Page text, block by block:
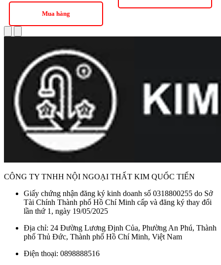
Mua hàng
CÔNG TY TNHH NỘI NGOẠI THẤT KIM QUỐC TIẾN
Giấy chứng nhận đăng ký kinh doanh số 0318800255 do Sở
Tài Chính Thành phố Hồ Chí Minh cấp và đăng ký thay đổi
lần thứ 1, ngày 19/05/2025
Địa chỉ: 24 Đường Lương Định Của, Phường An Phú, Thành
phố Thủ Đức, Thành phố Hồ Chí Minh, Việt Nam
Điện thoại: 0898888516